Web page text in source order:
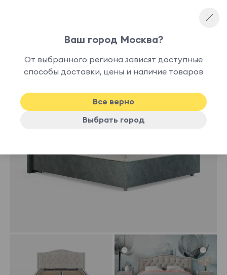
наличии
Ваш город Москва?
От выбранного региона зависят доступные
способы доставки, цены и наличие товаров
Все верно
Выбрать город